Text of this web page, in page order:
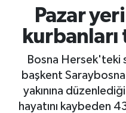
Pazar
kurbanları
Bosna Hersek'teki
başkent
yakınına
hayatını kaybeden
Kültür & Sanat
Teknoloji
Bilim
Genel